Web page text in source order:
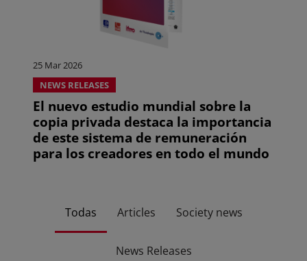
25 Mar 2026
NEWS RELEASES
El nuevo estudio mundial sobre la
copia privada destaca la importancia
de este sistema de remuneración
para los creadores en todo el mundo
Todas Articles Society news
News Releases